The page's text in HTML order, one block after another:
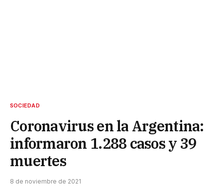
SOCIEDAD
Coronavirus en la Argentina:
informaron 1.288 casos y 39
muertes
8 de noviembre de 2021